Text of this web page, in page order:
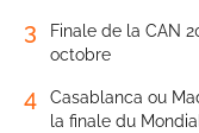
3
Finale de la CAN
octobre
4
Casablanca ou
la finale du